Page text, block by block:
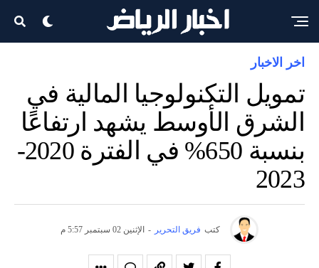
اخر الاخبار
تمويل التكنولوجيا المالية في
الشرق الأوسط يشهد ارتفاعًا
بنسبة 650% في الفترة 2020-
2023
كتب فريق التحرير - الإثنين 02 سبتمبر 5:57 م